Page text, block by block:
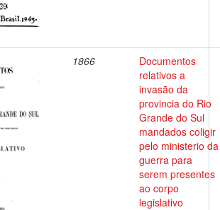
1866
Documentos
relativos a
invasão da
provincia do Rio
Grande do Sul
mandados coligir
pelo ministerio da
guerra para
serem presentes
ao corpo
legislativo